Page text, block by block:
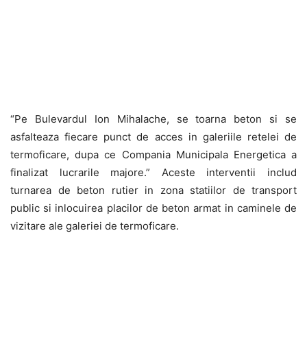
“Pe Bulevardul Ion Mihalache, se toarna beton si se
asfalteaza fiecare punct de acces in galeriile retelei de
termoficare, dupa ce Compania Municipala Energetica a
finalizat lucrarile majore.” Aceste interventii includ
turnarea de beton rutier in zona statiilor de transport
public si inlocuirea placilor de beton armat in caminele de
vizitare ale galeriei de termoficare.